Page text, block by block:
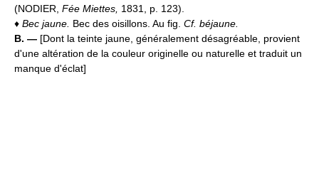
(NODIER, Fée Miettes, 1831, p. 123).
♦ Bec jaune. Bec des oisillons. Au fig. Cf. béjaune.
B. — [Dont la teinte jaune, généralement désagréable, provient
d'une altération de la couleur originelle ou naturelle et traduit un
manque d'éclat]